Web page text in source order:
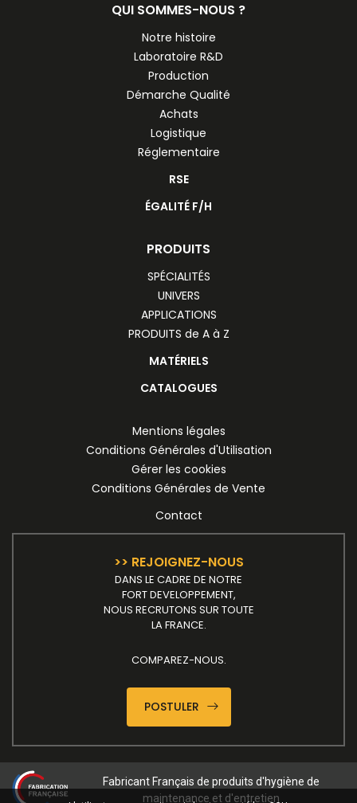
QUI SOMMES-NOUS ?
Notre histoire
Laboratoire R&D
Production
Démarche Qualité
Achats
Logistique
Réglementaire
RSE
ÉGALITÉ F/H
PRODUITS
SPÉCIALITÉS
UNIVERS
APPLICATIONS
PRODUITS de A à Z
MATÉRIELS
CATALOGUES
Mentions légales
Conditions Générales d'Utilisation
Gérer les cookies
Conditions Générales de Vente
Contact
>> REJOIGNEZ-NOUS
DANS LE CADRE DE NOTRE
FORT DEVELOPPEMENT,
NOUS RECRUTONS SUR TOUTE
LA FRANCE.
COMPAREZ-NOUS.
POSTULER
Fabricant Français de produits d'hygiène de
maintenance et d'entretien